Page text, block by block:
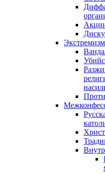
Экстремизм